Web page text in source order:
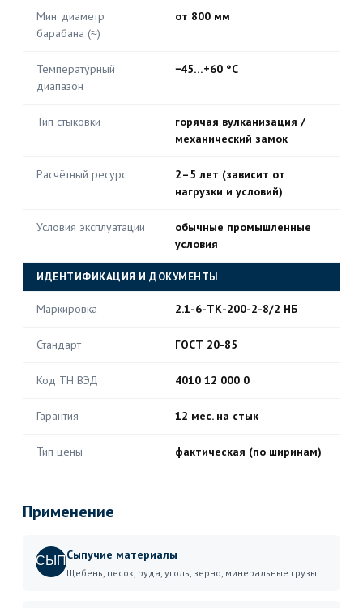
Мин. диаметр
барабана (≈)
от 800 мм
Температурный
диапазон
−45…+60 °C
Тип стыковки
горячая вулканизация /
механический замок
Расчётный ресурс
2–5 лет (зависит от
нагрузки и условий)
Условия эксплуатации
обычные промышленные
условия
ИДЕНТИФИКАЦИЯ И ДОКУМЕНТЫ
Маркировка 2.1-6-ТК-200-2-8/2 НБ
Стандарт ГОСТ 20-85
Код ТН ВЭД 4010 12 000 0
Гарантия 12 мес. на стык
Тип цены фактическая (по ширинам)
Применение
СЫПСыпучие материалы
Щебень, песок, руда, уголь, зерно, минеральные грузы